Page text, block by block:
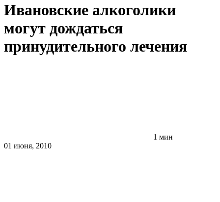
Ивановские алкоголики
могут дождаться
принудительного лечения
1 мин
01 июня, 2010